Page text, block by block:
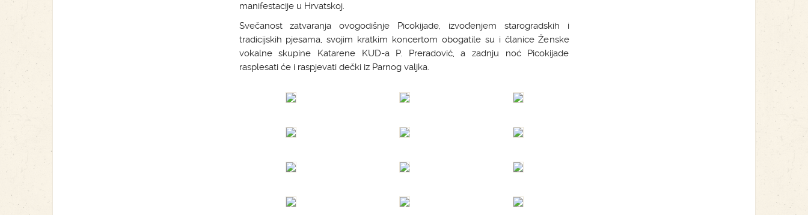
manifestacije u Hrvatskoj.
Svečanost zatvaranja ovogodišnje Picokijade, izvođenjem starogradskih i
tradicijskih pjesama, svojim kratkim koncertom obogatile su i članice Ženske
vokalne skupine Katarene KUD-a P. Preradović, a zadnju noć Picokijade
rasplesati će i raspjevati dečki iz Parnog valjka.